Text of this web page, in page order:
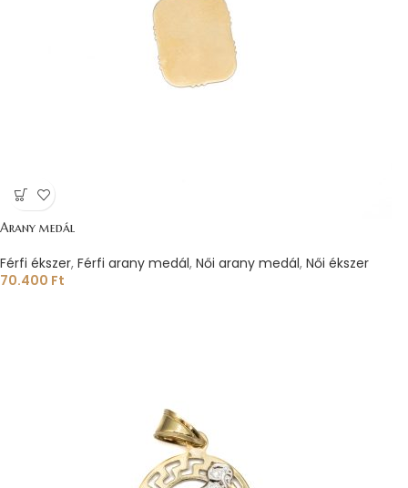
Arany medál
Férfi ékszer, Férfi arany medál, Női arany medál, Női ékszer
70.400 Ft